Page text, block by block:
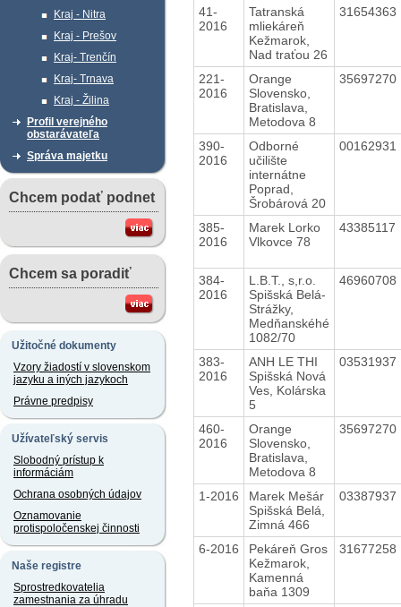
Kraj - Nitra
Kraj - Prešov
Kraj- Trenčín
Kraj- Trnava
Kraj - Žilina
Profil verejného
obstarávateľa
Správa majetku
Chcem podať podnet
Chcem sa poradiť
Užitočné dokumenty
Vzory žiadostí v slovenskom
jazyku a iných jazykoch
Právne predpisy
Užívateľský servis
Slobodný prístup k
informáciám
Ochrana osobných údajov
Oznamovanie
protispoločenskej činnosti
Naše registre
Sprostredkovatelia
zamestnania za úhradu
41-
2016
Tatranská
mliekáreň
Kežmarok,
Nad traťou 26
31654363
221-
2016
Orange
Slovensko,
Bratislava,
Metodova 8
35697270
390-
2016
Odborné
učilište
internátne
Poprad,
Šrobárová 20
00162931
385-
2016
Marek Lorko
Vlkovce 78
43385117
384-
2016
L.B.T., s,r.o.
Spišská Belá-
Strážky,
Medňanskéhé
1082/70
46960708
383-
2016
ANH LE THI
Spišská Nová
Ves, Kolárska
5
03531937
460-
2016
Orange
Slovensko,
Bratislava,
Metodova 8
35697270
1-2016
Marek Mešár
Spišská Belá,
Zimná 466
03387937
6-2016
Pekáreň Gros
Kežmarok,
Kamenná
baňa 1309
31677258